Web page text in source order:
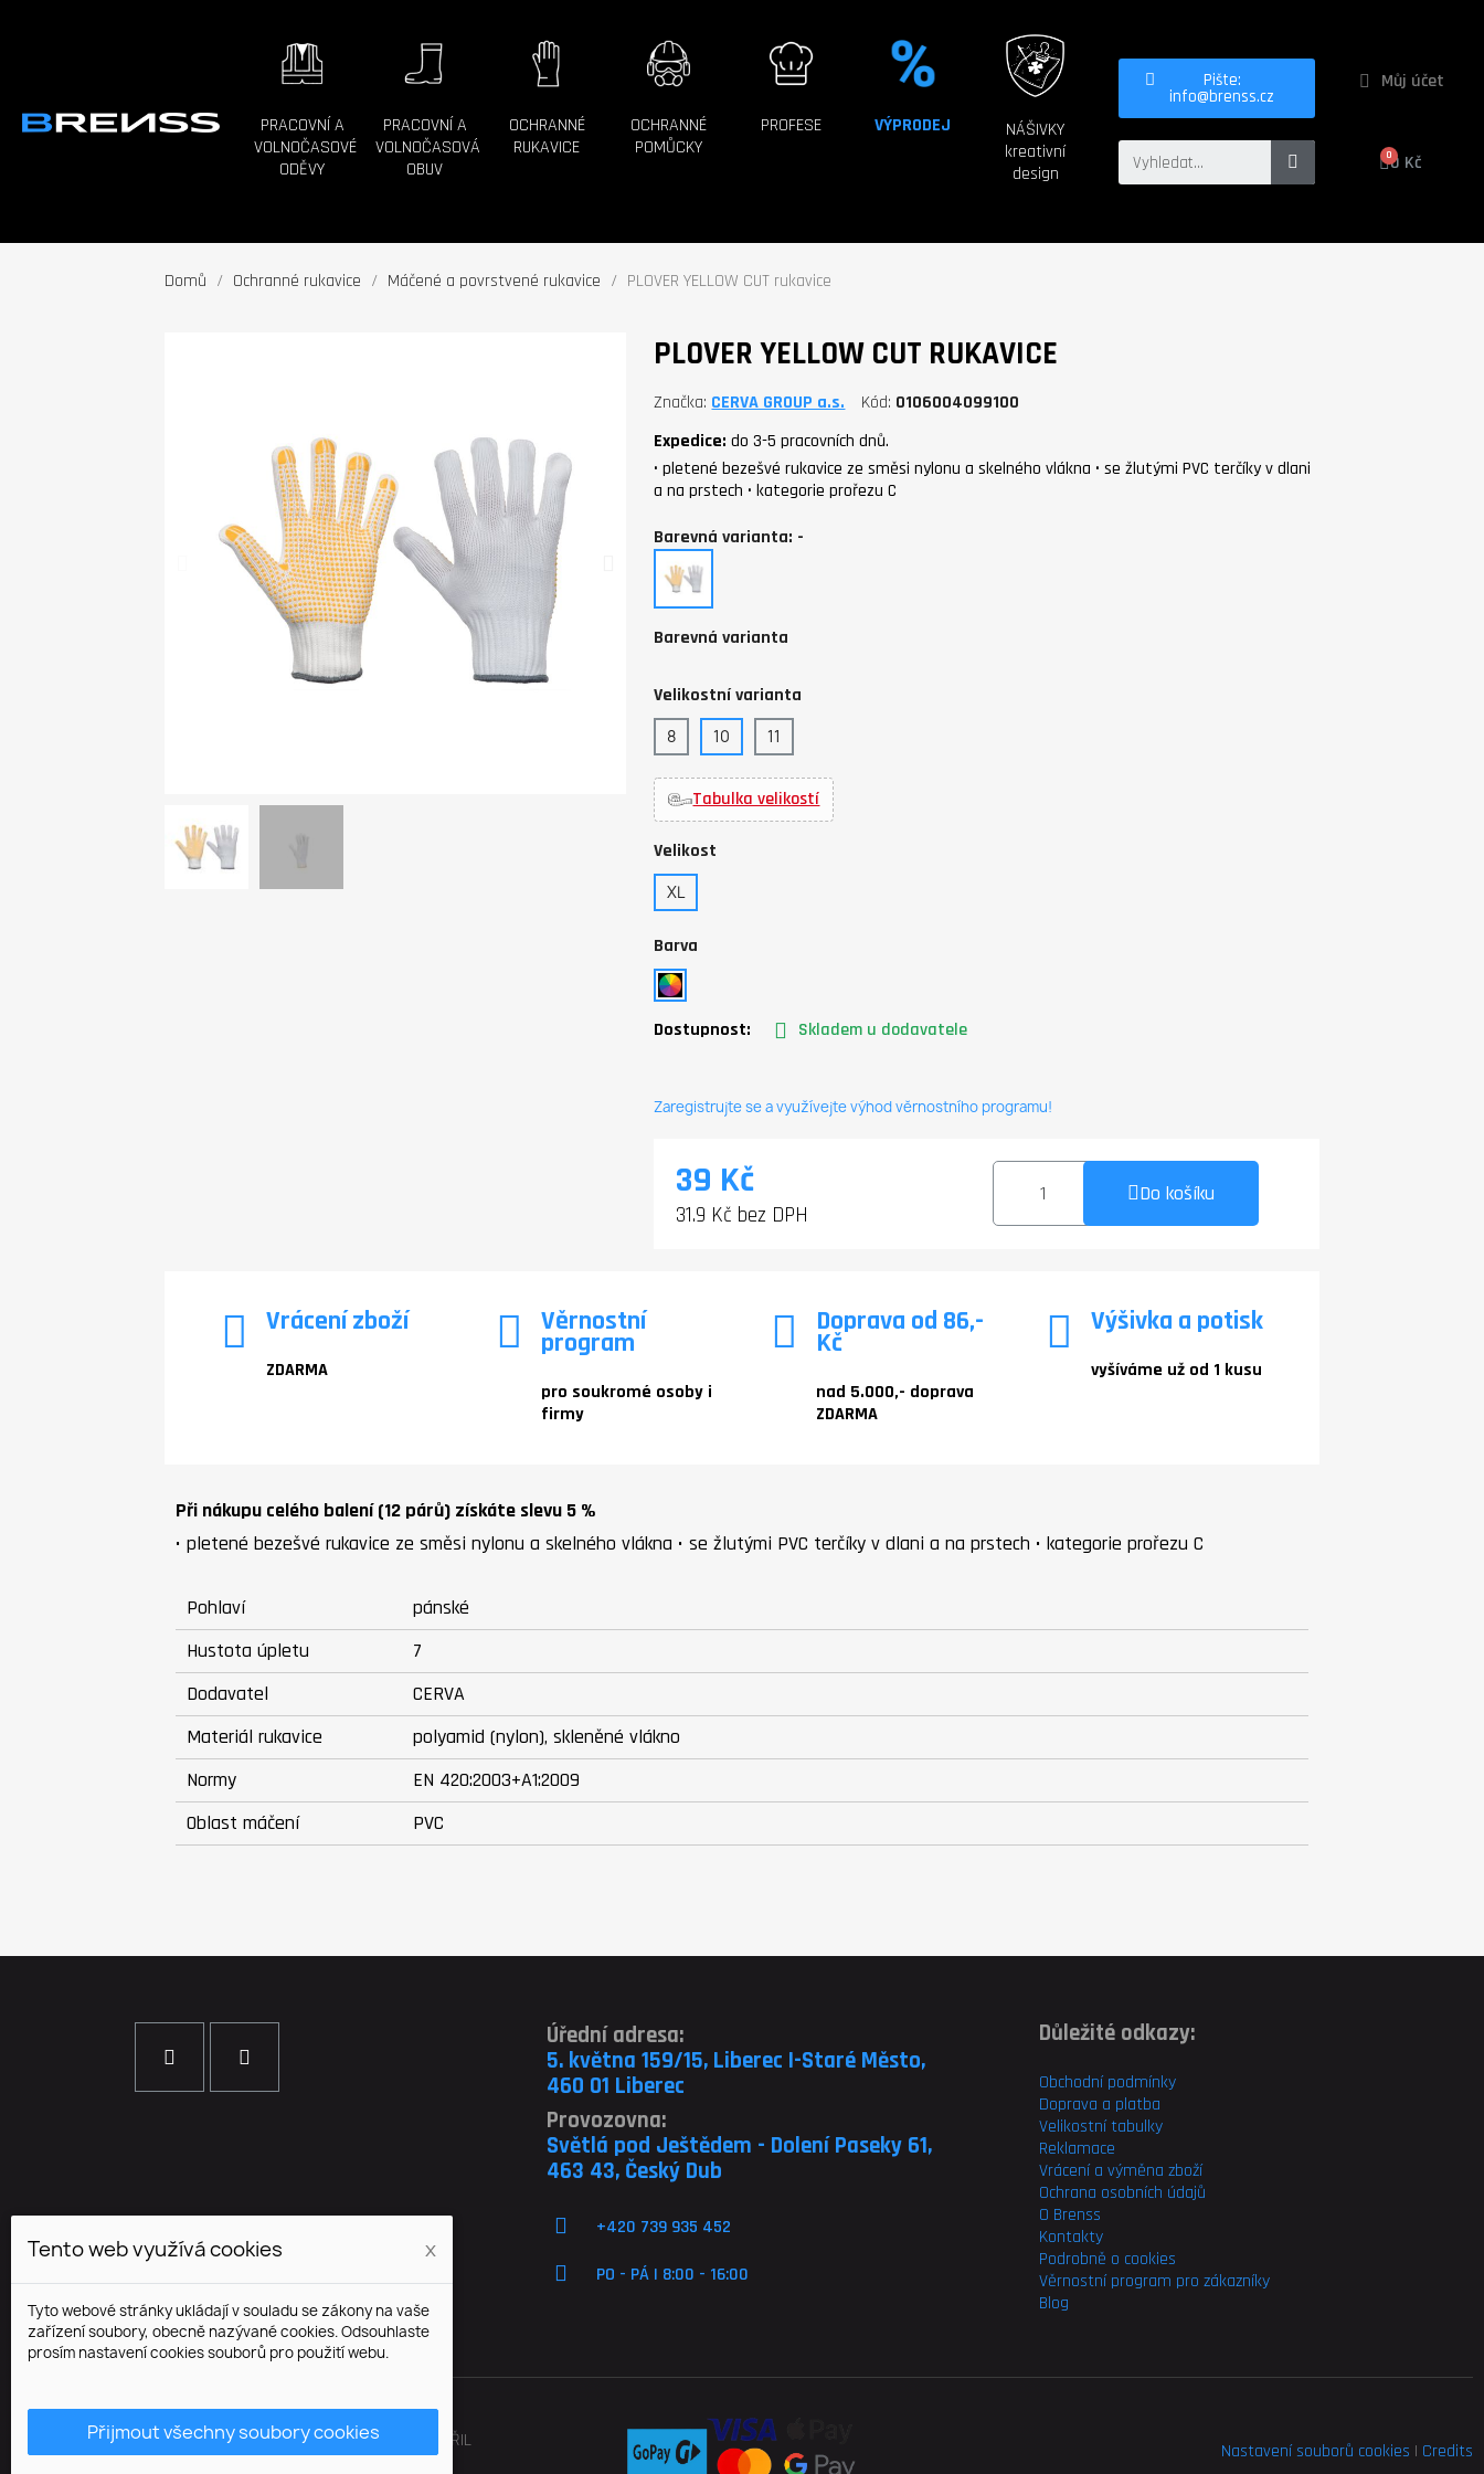
PRACOVNÍ A
VOLNOČASOVÉ
ODĚVY
PRACOVNÍ A
VOLNOČASOVÁ
OBUV
OCHRANNÉ
RUKAVICE
OCHRANNÉ
POMŮCKY
PROFESE VÝPRODEJ
NÁŠIVKY
kreativní
design
Pište:
info@brenss.cz
Můj účet
0 Kč
Domů Ochranné rukavice Máčené a povrstvené rukavice PLOVER YELLOW CUT rukavice
PLOVER YELLOW CUT RUKAVICE
Značka CERVA GROUP a.s. Kód 0106004099100
Expedice:do 3-5 pracovních dnů.
• pletené bezešvé rukavice ze směsi nylonu a skelného vlákna • se žlutými PVC terčíky v dlani
a na prstech • kategorie prořezu C
Barevná varianta: -
Barevná varianta
Velikostní varianta
8 10 11
Tabulka velikostí
Velikost
XL
Barva
Dostupnost: Skladem u dodavatele
Zaregistrujte se a využívejte výhod věrnostního programu!
39 Kč
31.9 Kč bez DPH
Do košíku
Vrácení zboží
ZDARMA
Věrnostní
program
pro soukromé osoby i
firmy
Doprava od 86,-
Kč
nad 5.000,- doprava
ZDARMA
Výšivka a potisk
vyšíváme už od 1 kusu
Při nákupu celého balení (12 párů) získáte slevu 5 %
• pletené bezešvé rukavice ze směsi nylonu a skelného vlákna • se žlutými PVC terčíky v dlani a na prstech • kategorie prořezu C
Pohlaví
pánské
Hustota úpletu
7
Dodavatel
CERVA
Materiál rukavice
polyamid (nylon), skleněné vlákno
Normy
EN 420:2003+A1:2009
Oblast máčení
PVC
Úřední adresa:
5. května 159/15, Liberec I-Staré Město,
460 01 Liberec
Provozovna:
Světlá pod Ještědem - Dolení Paseky 61,
463 43, Český Dub
+420 739 935 452
PO - PÁ | 8:00 - 16:00
Důležité odkazy:
Obchodní podmínky
Doprava a platba
Velikostní tabulky
Reklamace
Vrácení a výměna zboží
Ochrana osobních údajů
O Brenss
Kontakty
Podrobně o cookies
Věrnostní program pro zákazníky
Blog
© BRENSS.COM VŠECHNA PRÁVA VYHRAZENA. SHOP S ♥ VYTVOŘIL
WEB7.CZ
Nastavení souborů cookies | Credits
Tento web využívá cookies x
Tyto webové stránky ukládají v souladu se zákony na vaše
zařízení soubory, obecně nazývané cookies. Odsouhlaste
prosím nastavení cookies souborů pro použití webu.
Přijmout všechny soubory cookies